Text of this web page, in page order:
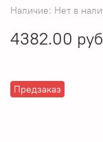
Наличие: Нет в
Предзаказ
4382.00 руб